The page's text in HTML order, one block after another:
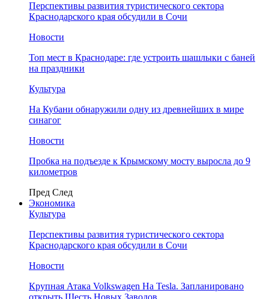
Перспективы развития туристического сектора
Краснодарского края обсудили в Сочи
Новости
Топ мест в Краснодаре: где устроить шашлыки с баней
на праздники
Культура
На Кубани обнаружили одну из древнейших в мире
синагог
Новости
Пробка на подъезде к Крымскому мосту выросла до 9
километров
Пред След
Экономика
Культура
Перспективы развития туристического сектора
Краснодарского края обсудили в Сочи
Новости
Крупная Атака Volkswagen На Tesla. Запланировано
открыть Шесть Новых Заводов